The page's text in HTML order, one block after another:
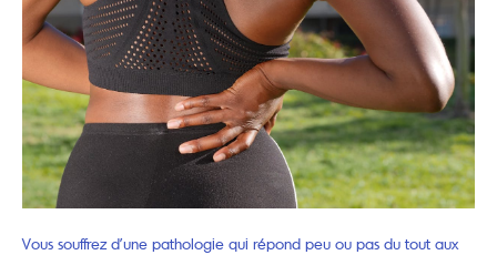
Vous souffrez d’une pathologie qui répond peu ou pas du tout aux